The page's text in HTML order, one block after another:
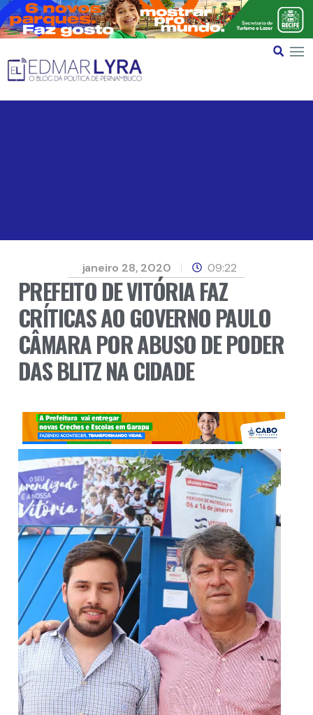
janeiro 28, 2020 09:22
PREFEITO DE VITÓRIA FAZ
CRÍTICAS AO GOVERNO PAULO
CÂMARA POR ABUSO DE PODER
DAS BLITZ NA CIDADE